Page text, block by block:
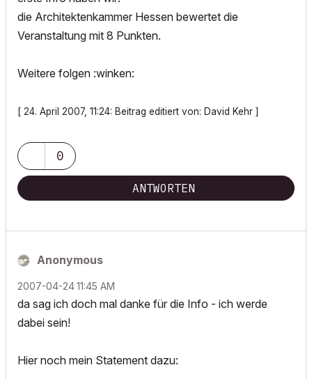
die Architektenkammer Hessen bewertet die
Veranstaltung mit 8 Punkten.
Weitere folgen :winken:
[ 24. April 2007, 11:24: Beitrag editiert von: David Kehr ]
0
ANTWORTEN
Anonymous
‎2007-04-2411:45 AM
da sag ich doch mal danke für die Info - ich werde
dabei sein!
Hier noch mein Statement dazu: